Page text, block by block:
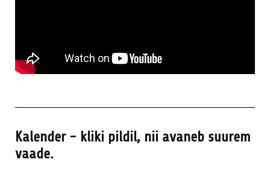
Kalender - kliki pildil, nii avaneb suurem
vaade.